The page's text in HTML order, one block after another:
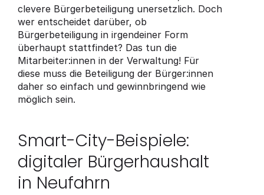
clevere Bürgerbeteiligung unersetzlich. Doch
wer entscheidet darüber, ob
Bürgerbeteiligung in irgendeiner Form
überhaupt stattfindet? Das tun die
Mitarbeiter:innen in der Verwaltung! Für
diese muss die Beteiligung der Bürger:innen
daher so einfach und gewinnbringend wie
möglich sein.
Smart-City-Beispiele:
digitaler Bürgerhaushalt
in Neufahrn